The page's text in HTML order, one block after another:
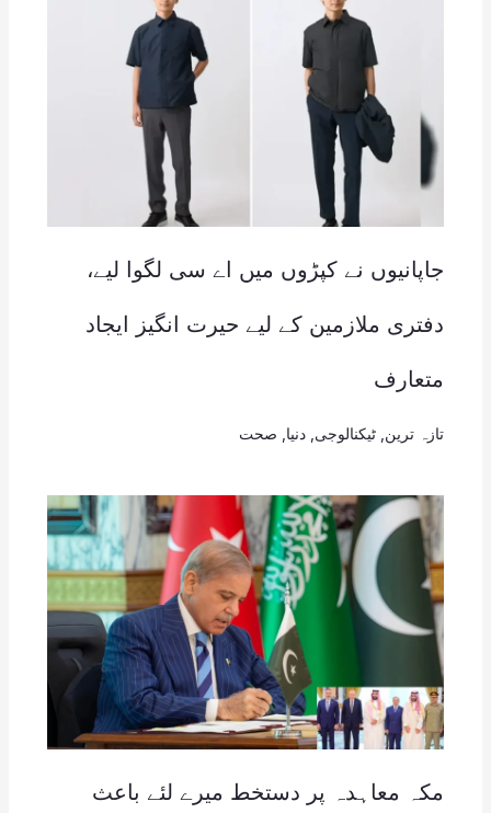
جاپانیوں نے کپڑوں میں اے سی لگوا لیے،
دفتری ملازمین کے لیے حیرت انگیز ایجاد
متعارف
تازہ ترین ٹیکنالوجی دنیا صحت
مکہ معاہدہ پر دستخط میرے لئے باعث